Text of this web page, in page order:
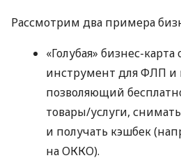
Рассмотрим два примера
«Голубая» бизнес-
инструмент для ФЛП и
позволяющий
товары/услуги,
и получать кэшбек
на ОККО).